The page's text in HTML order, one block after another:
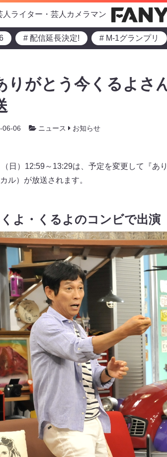
人ライター・芸人カメラマン
# 配信延長決定! # M-1グランプリ
りがとう今くるよさ
06-06 ニュース お知らせ
日）12:59～13:29は、予定を変更して『
ル）が放送されます。
よ・くるよのコンビで出演